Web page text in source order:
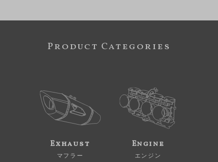
Product Categories
Exhaust
マフラー
Engine
エンジン